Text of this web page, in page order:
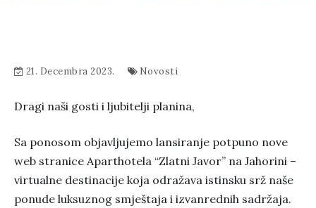
21. Decembra 2023. Novosti
Dragi naši gosti i ljubitelji planina,
Sa ponosom objavljujemo lansiranje potpuno nove
web stranice Aparthotela “Zlatni Javor” na Jahorini –
virtualne destinacije koja odražava istinsku srž naše
ponude luksuznog smještaja i izvanrednih sadržaja.